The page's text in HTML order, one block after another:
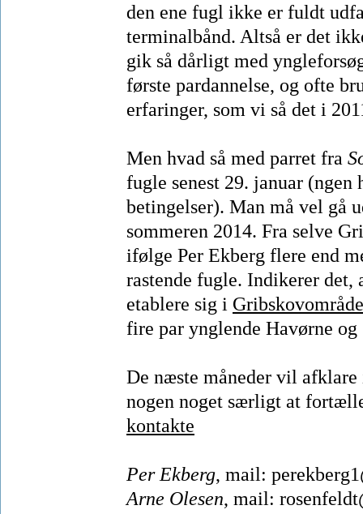
den ene fugl ikke er fuldt
terminalbånd. Altså er det
gik så dårligt med
første pardannelse, og ofte
erfaringer, som vi så det i
Men hvad så med parret fra
fugle senest 29. januar
betingelser). Man må vel gå
sommeren 2014. Fra selve
ifølge Per Ekberg flere end
rastende fugle. Indikerer det,
etablere sig i
fire par ynglende Havørne
De næste måneder vil
nogen noget særligt at
kontakte
Per Ekberg, mail:
Arne Olesen, mail: